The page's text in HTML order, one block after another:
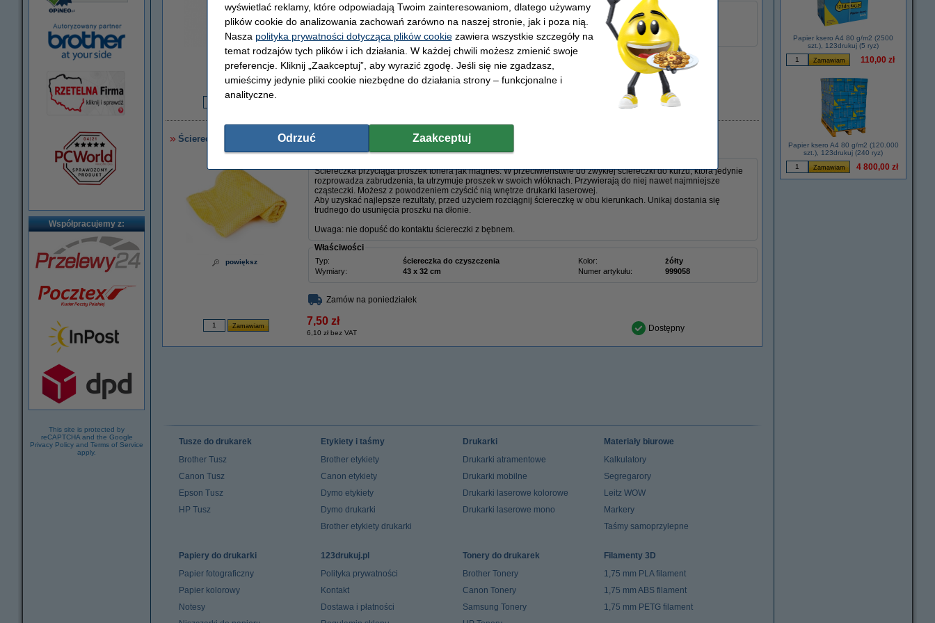
Współpracujemy z:
This site is protected by
reCAPTCHA and the Google
Privacy Policy and Terms of Service
apply.
powiększ
OEM:
115R00115
Wydajność:
± 100.000 stron Numer artykułu:
048292
Marka:
Xerox
Zamów na poniedziałek
Dostępny
Ściereczka do czyszczenia drukarki laserowej
powiększ
Ściereczka przyciąga proszek tonera jak magnes. W przeciwieństwie do zwykłej ściereczki do kurzu, która jedynie
rozprowadza zabrudzenia, ta utrzymuje proszek w swoich włóknach. Przywierają do niej nawet najmniejsze
cząsteczki. Możesz z powodzeniem czyścić nią wnętrze drukarki laserowej.
Aby uzyskać najlepsze rezultaty, przed użyciem rozciągnij ściereczkę w obu kierunkach. Unikaj dostania się
trudnego do usunięcia proszku na dłonie.
Uwaga: nie dopuść do kontaktu ściereczki z bębnem.
Właściwości
Typ: ściereczka do czyszczenia Kolor:
żółty
Wymiary:
43 x 32 cm Numer artykułu: 999058
Zamów na poniedziałek
7,50 zł
6,10 zł bez VAT Dostępny
Papier ksero A4 80 g/m2 (2500
szt.), 123drukuj (5 ryz)
110,00 zł
Papier ksero A4 80 g/m2 (120.000
szt.), 123drukuj (240 ryz)
4 800,00 zł
Tusze do drukarek
Brother Tusz
Canon Tusz
Epson Tusz
HP Tusz
Etykiety i taśmy
Brother etykiety
Canon etykiety
Dymo etykiety
Dymo drukarki
Brother etykiety drukarki
Drukarki
Drukarki atramentowe
Drukarki mobilne
Drukarki laserowe kolorowe
Drukarki laserowe mono
Materiały biurowe
Kalkulatory
Segregarory
Leitz WOW
Markery
Taśmy samoprzylepne
Papiery do drukarki
Papier fotograficzny
Papier kolorowy
Notesy
123drukuj.pl
Polityka prywatności
Kontakt
Dostawa i płatności
Tonery do drukarek
Brother Tonery
Canon Tonery
Samsung Tonery
Filamenty 3D
1,75 mm PLA filament
1,75 mm ABS filament
1,75 mm PETG filament
wyświetlać reklamy, które odpowiadają Twoim zainteresowaniom, dlatego używamy
plików cookie do analizowania zachowań zarówno na naszej stronie, jak i poza nią.
Nasza polityka prywatności dotycząca plików cookiezawiera wszystkie szczegóły na
temat rodzajów tych plików i ich działania. W każdej chwili możesz zmienić swoje
preferencje. Kliknij „Zaakceptuj”, aby wyrazić zgodę. Jeśli się nie zgadzasz,
umieścimy jedynie pliki cookie niezbędne do działania strony – funkcjonalne i
analityczne.
Odrzuć Zaakceptuj